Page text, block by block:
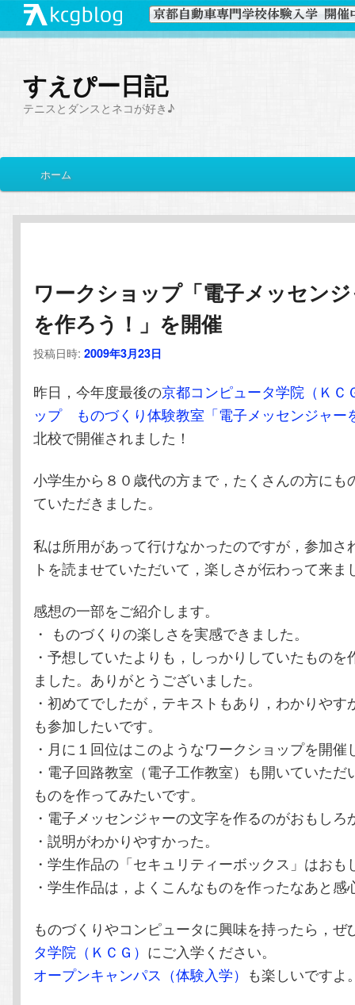
すえぴー日記
テニスとダンスとネコが好き♪
イ
メ
イ
コ
ン
ン
ツ
へ
動
サ
ブ
ン
テ
ツ
へ
移
ホーム
ワークショップ「電子メッセン
を作ろう！」を開催
投稿日時:2009年3月23日
昨日，今年度最後の京都コンピュータ学院（ＫＣ
ップ ものづくり体験教室「電子メッセンジャー
北校で開催されました！
小学生から８０歳代の方まで，たくさんの方にも
ていただきました。
私は所用があって行けなかったのですが，参加さ
トを読ませていただいて，楽しさが伝わって来ま
感想の一部をご紹介します。
・ ものづくりの楽しさを実感できました。
・予想していたよりも，しっかりしていたものを
ました。ありがとうございました。
・初めてでしたが，テキストもあり，わかりやす
も参加したいです。
・月に１回位はこのようなワークショップを開催
・電子回路教室（電子工作教室）も開いていただ
ものを作ってみたいです。
・電子メッセンジャーの文字を作るのがおもしろ
・説明がわかりやすかった。
・学生作品の「セキュリティーボックス」はおも
・学生作品は，よくこんなものを作ったなあと感
ものづくりやコンピュータに興味を持ったら，ぜ
タ学院（ＫＣＧ） にご入学ください。
オープンキャンパス（体験入学） も楽しいですよ